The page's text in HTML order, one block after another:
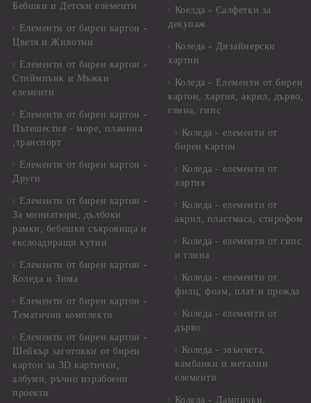
Бебшки и Детски елементи
Елементи от бирен картон -
Цветя и Животни
Елементи от бирен картон -
Стиймпънк и Мъжки
елементи
Елементи от бирен картон -
Пътешестия - море, планина
,транспорт
Елементи от бирен картон -
Други
Елементи от бирен картон -
За миниатюри, дълбоки
рамки, бебешки съкровища и
екслоадиращи кутии
Елементи от бирен картон -
Коледа и Зима
Елементи от бирен картон -
Тематични комплекти
Елементи от бирен картон -
Шейкър заготовки от бирен
картон за 3D картички,
албуми, ръчно израбоени
проекти
Коелда - Салфетки за
декупаж
Коледа - Дизайнерски
хартии
Коледа - Eлементи от бирен
картон, хартия, акрил, дърво,
глина, гипс
Коледа - елементи от
бирен картон
Коледа - елементи от
хартия
Коледа - елементи от
акрил, пластмаса, стирофом
Коледа - елементи от гипс
и глина
Коледа - елементи от
филц, фоам, плат и прежда
Коледа - елементи от
дърво
Коледа - звънчета,
камбанки и метални
елементи
Коледа - Лампички,